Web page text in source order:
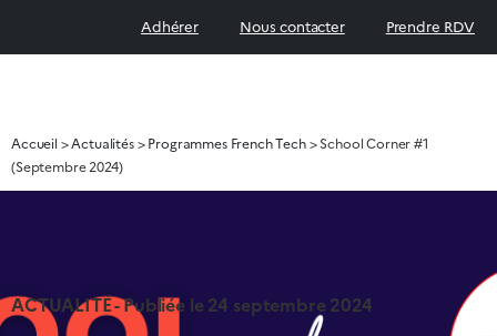
Adhérer Nous contacter Prendre RDV
Accueil >Actualités>Programmes French Tech>School Corner #1
(Septembre 2024)
ACTUALITÉ - Publiée le 24 septembre 2024